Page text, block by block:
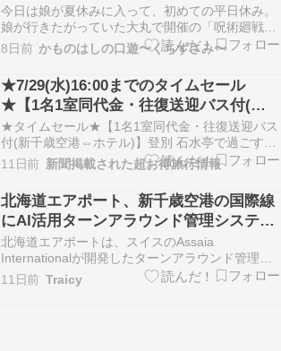
今日は娘が夏休みに入って、初めての平日休み。
娘が行きたがっていた大丸で開催の「呪術廻戦
展」へ娘を連れていきました。そして娘が見終わ
るまで、相方と一緒に新しく出来た猿田彦珈琲へ
行ってきました。北海道初上陸の猿田彦珈琲。店
員さんの接遇も素晴らしく、珈琲も美味しかっ
た。テーブルが結構…
8日前 かものはしの口遊〜くちずさみ〜
★7/29(水)16:00までのタイムセール
★【1名1室同代金・往復送迎バス付(新
千歳空港⇔ホテル)】登別 石水亭で過ご
す北海道・登別温泉3日間
★タイムセール★【1名1室同代金・往復送迎バス
付(新千歳空港⇔ホテル)】登別 石水亭で過ごす北
海道・登別温泉3日間 タイムセール★【1名1室同
代金・往復送迎バス付(新千歳空港⇔ホテル)】登
別 石水亭で過ごす北海道・登別温泉3日間
〈ANA・AIRDO〉にっぽんの温泉100選（観光…
11日前 新聞掲載された超お得旅行情報
北海道エアポート、新千歳空港の国際線
にAI活用ターンアラウンド管理システム
を導入
北海道エアポートは、スイスのAssaia
Internationalが開発したターンアラウンド管理シ
ステム「ApronAI」を、新千歳空港の国際線8スポ
ットに導入する契約を締結した。12月の稼働開始
11日前 Traicy